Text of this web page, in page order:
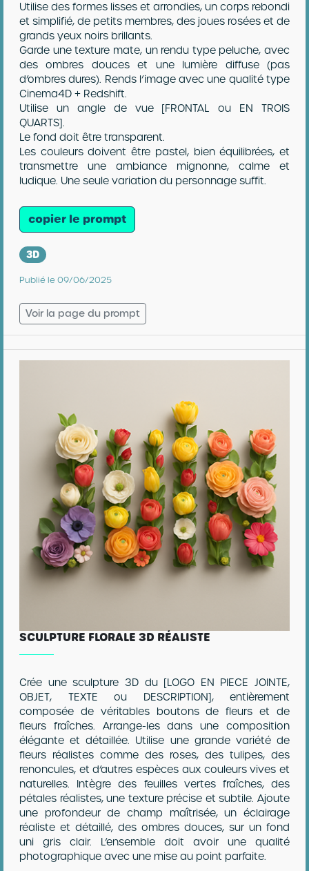
Utilise des formes lisses et arrondies, un corps rebondi
et simplifié, de petits membres, des joues rosées et de
grands yeux noirs brillants.
Garde une texture mate, un rendu type peluche, avec
des ombres douces et une lumière diffuse (pas
d’ombres dures). Rends l’image avec une qualité type
Cinema4D + Redshift.
Utilise un angle de vue [FRONTAL ou EN TROIS
QUARTS].
Le fond doit être transparent.
Les couleurs doivent être pastel, bien équilibrées, et
transmettre une ambiance mignonne, calme et
ludique. Une seule variation du personnage suffit.
copier le prompt
3D
Publié le 09/06/2025
Voir la page du prompt
SCULPTURE FLORALE 3D RÉALISTE
Crée une sculpture 3D du [LOGO EN PIECE JOINTE,
OBJET, TEXTE ou DESCRIPTION], entièrement
composée de véritables boutons de fleurs et de
fleurs fraîches. Arrange-les dans une composition
élégante et détaillée. Utilise une grande variété de
fleurs réalistes comme des roses, des tulipes, des
renoncules, et d’autres espèces aux couleurs vives et
naturelles. Intègre des feuilles vertes fraîches, des
pétales réalistes, une texture précise et subtile. Ajoute
une profondeur de champ maîtrisée, un éclairage
réaliste et détaillé, des ombres douces, sur un fond
uni gris clair. L’ensemble doit avoir une qualité
photographique avec une mise au point parfaite.